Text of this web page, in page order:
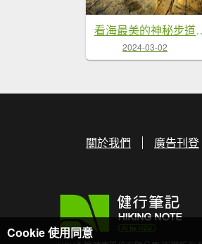
看海最美的神
2024-03-02
關於我們 廣告刊登
Cookie 使用同意